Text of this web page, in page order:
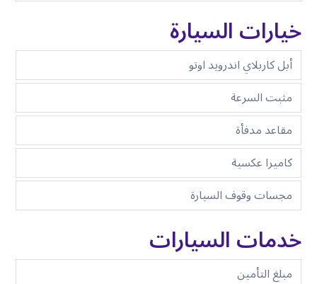
خيارات السيارة
أبل كاربلاي اندرويد اوتو
مثبت السرعة
مقاعد مدفأة
كاميرا عكسية
مجسات وقوف السيارة
خدمات السيارات
مبلغ التأمين